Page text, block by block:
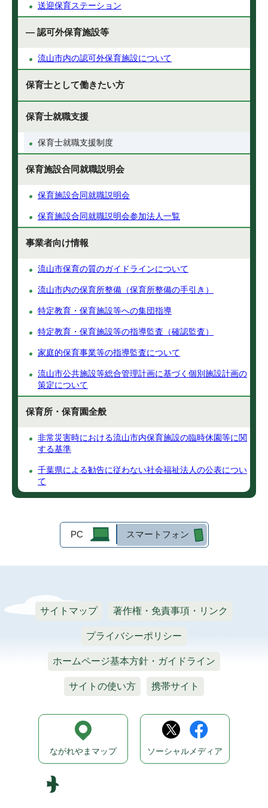
送迎保育ステーション
— 認可外保育施設等
流山市内の認可外保育施設について
保育士として働きたい方
保育士就職支援
保育士就職支援制度
保育施設合同就職説明会
保育施設合同就職説明会
保育施設合同就職説明会参加法人一覧
事業者向け情報
流山市保育の質のガイドラインについて
流山市内の保育所整備（保育所整備の手引き）
特定教育・保育施設等への集団指導
特定教育・保育施設等の指導監査（確認監査）
家庭的保育事業等の指導監査について
流山市公共施設等総合管理計画に基づく個別施設計画の
策定について
保育所・保育園全般
非常災害時における流山市内保育施設の臨時休園等に関
する基準
千葉県による勧告に従わない社会福祉法人の公表につい
て
PC スマートフォン
サイトマップ 著作権・免責事項・リンク
プライバシーポリシー
ホームページ基本方針・ガイドライン
サイトの使い方 携帯サイト
ながれやまマップ ソーシャルメディア